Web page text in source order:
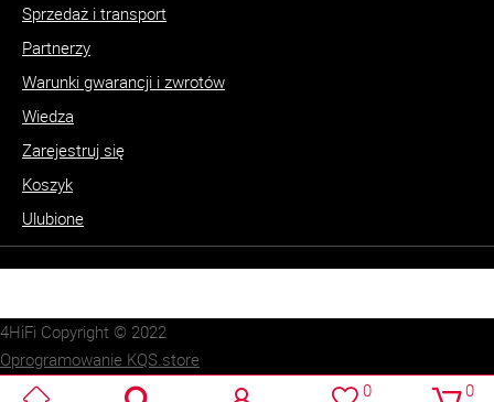
Sprzedaż i transport
Partnerzy
Warunki gwarancji i zwrotów
Wiedza
Zarejestruj się
Koszyk
Ulubione
0 0
4HiFi Copyright © 2022
Oprogramowanie KQS.store
Realizacja:
SUCRO.pl